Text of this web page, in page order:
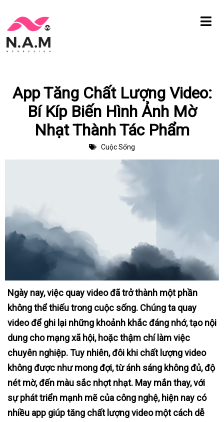
Chuyển
tới
App Tăng Chất Lượng Video:
Bí Kíp Biến Hình Ảnh Mờ
Nhạt Thành Tác Phẩm
Cuộc Sống
Ngày nay, việc quay video đã trở thành một phần
không thể thiếu trong cuộc sống. Chúng ta quay
video để ghi lại những khoảnh khắc đáng nhớ, tạo nội
dung cho mạng xã hội, hoặc thậm chí làm việc
chuyên nghiệp. Tuy nhiên, đôi khi chất lượng video
không được như mong đợi, từ ánh sáng không đủ, độ
nét mờ, đến màu sắc nhợt nhạt. May mắn thay, với
sự phát triển mạnh mẽ của công nghệ, hiện nay có
nhiều app giúp tăng chất lượng video một cách dễ